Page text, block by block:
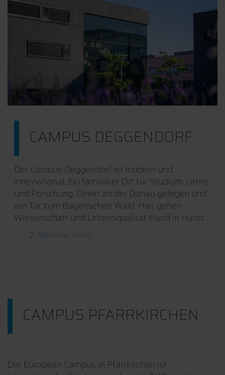
CAMPUS DEGGENDORF
Der Campus Deggendorf ist modern und
international. Ein familiärer Ort für Studium, Lehre
und Forschung. Direkt an der Donau gelegen und
am Tor zum Bayerischen Wald. Hier gehen
Wissenschaft und Lebensqualität Hand in Hand.
Weitere Infos
CAMPUS PFARRKIRCHEN
Der European Campus in Pfarrkirchen ist